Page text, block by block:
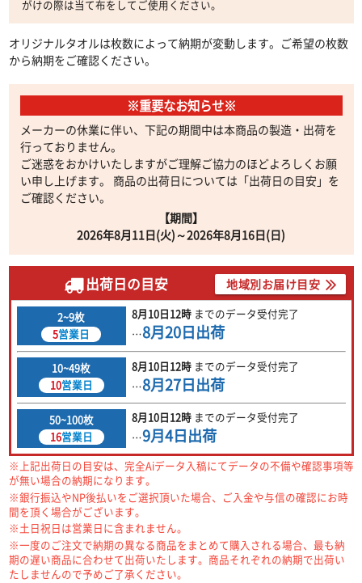
がけの際は当て布をしてご使用ください。
オリジナルタオルは枚数によって納期が変動します。ご希望の枚数
から納期をご確認ください。
※重要なお知らせ※
メーカーの休業に伴い、下記の期間中は本商品の製造・出荷を
行っておりません。
ご迷惑をおかけいたしますがご理解ご協力のほどよろしくお願
い申し上げます。 商品の出荷日については「出荷日の目安」を
ご確認ください。
【期間】
2026年8月11日(火)～2026年8月16日(日)
出荷日の目安 地域別お届け目安
2~9枚
5営業日
8月10日12時 までのデータ受付完了
…8月20日出荷
10~49枚
10営業日
8月10日12時 までのデータ受付完了
…8月27日出荷
50~100枚
16営業日
8月10日12時 までのデータ受付完了
…9月4日出荷
※上記出荷日の目安は、完全Aiデータ入稿にてデータの不備や確認事項等
が無い場合の納期になります。
※銀行振込やNP後払いをご選択頂いた場合、ご入金や与信の確認にお時
間を頂く場合がございます。
※土日祝日は営業日に含まれません。
※一度のご注文で納期の異なる商品をまとめて購入される場合、最も納
期の遅い商品に合わせて出荷いたします。商品それぞれの納期で出荷い
たしませんので予めご了承ください。